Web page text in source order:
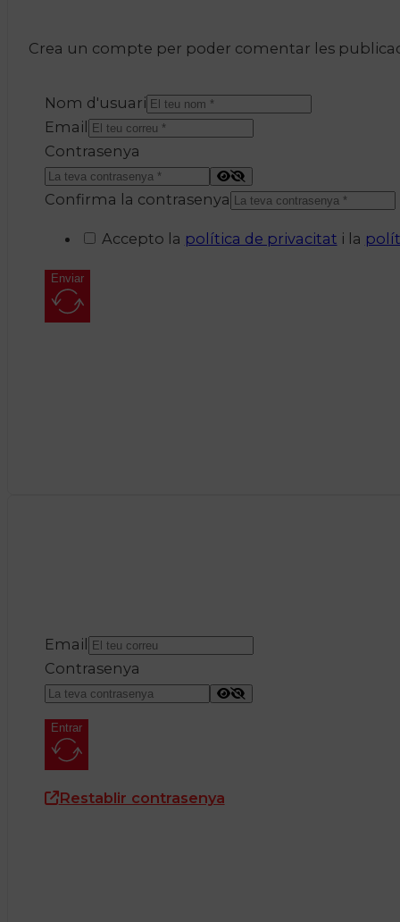
Crea un compte per poder comentar les
Nom d'usuari
Email
Contrasenya
Confirma la contrasenya
Accepto la política de privacitat i la
Enviar
Email
Contrasenya
Entrar
Restablir contrasenya